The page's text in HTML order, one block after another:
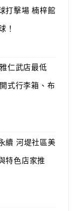
打擊場 楠梓館
！
仁武店最低
式行李箱、布
續 河堤社區美
特色店家推